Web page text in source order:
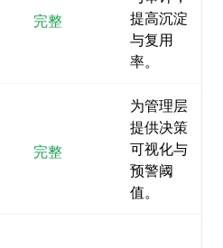
完整
提高沉淀
与复用
率。
完整
为管理层
提供决策
可视化与
预警阈
值。